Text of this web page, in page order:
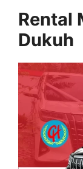
Rental
Dukuh